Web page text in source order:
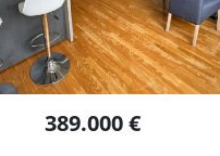
389.000 €